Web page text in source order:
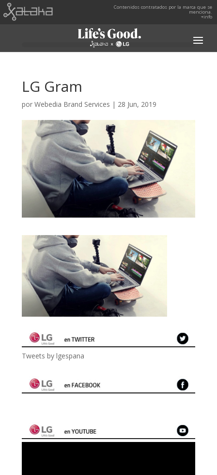
Contenidos contratados por la marca que se
menciona.
+info
LG Gram
por Webedia Brand Services | 28 Jun, 2019
Tweets by lgespana